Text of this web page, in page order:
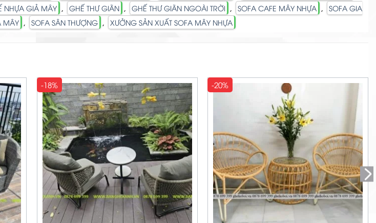
NHỰA GIẢ MÂY , GHẾ THƯ GIÃN , GHẾ THƯ GIÃN NGOÀI TRỜI , SOFA CAFE MÂY NHỰA ,
SOFA GIA
MÂY , SOFA SÂN THƯỢNG , XƯỞNG SẢN XUẤT SOFA MÂY NHỰA
-18% -20%